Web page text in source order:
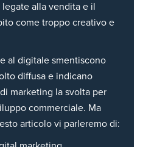
alla vendita e il
come troppo creativo e
al digitale smentiscono
diffusa e indicano
marketing la svolta per
commerciale. Ma
articolo vi parleremo di: